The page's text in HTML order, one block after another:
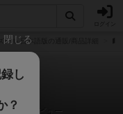
ール 日本語版の通販/商品詳細
さんのレビュー
閉じる
し
？